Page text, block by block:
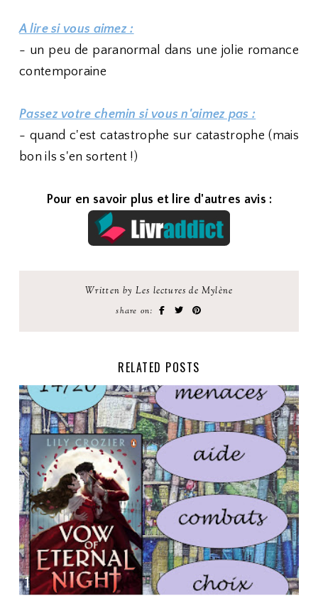
A lire si vous aimez :
- un peu de paranormal dans une jolie romance
contemporaine
Passez votre chemin si vous n'aimez pas :
- quand c'est catastrophe sur catastrophe (mais
bon ils s'en sortent !)
Pour en savoir plus et lire d'autres avis :
Written by Les lectures de Mylène
share on:
RELATED POSTS